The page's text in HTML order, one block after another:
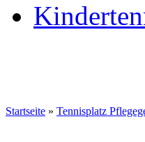
Startseite » Tennisplatz